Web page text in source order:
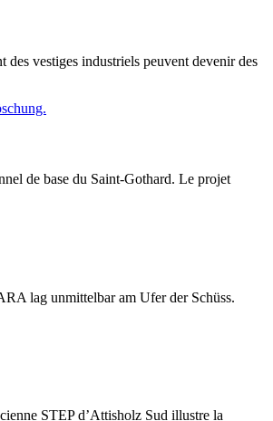
vestiges industriels peuvent devenir des
de base du Saint-Gothard. Le projet
lag unmittelbar am Ufer der Schüss.
STEP d’Attisholz Sud illustre la